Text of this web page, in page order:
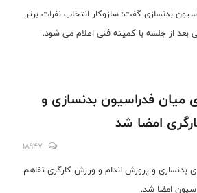
بدنسازی گفت: سازوکار انتخاب نفرات برتر
بعد از جلسه با کمیته فنی اعلام می شود.
میان فدراسیون بدنسازی و
امضا شد
18947
بدنسازی و پرورش اندام و ورزش کارگری تفاهم
امضا شد.